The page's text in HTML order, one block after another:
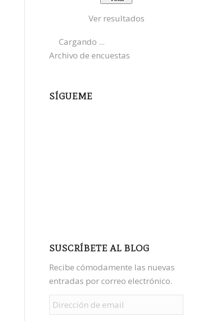
Ver resultados
Cargando ...
Archivo de encuestas
SÍGUEME
SUSCRÍBETE AL BLOG
Recibe cómodamente las nuevas
entradas por correo electrónico.
Dirección
de